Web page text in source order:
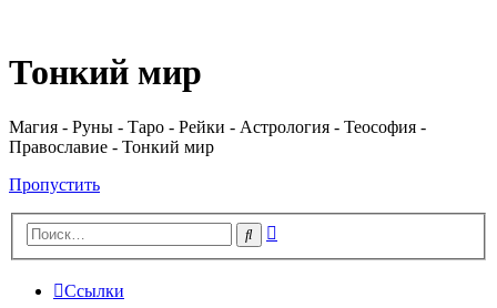
Тонкий мир
Магия - Руны - Таро - Рейки - Астрология - Теософия -
Православие - Тонкий мир
Пропустить
Поиск
Ссылки